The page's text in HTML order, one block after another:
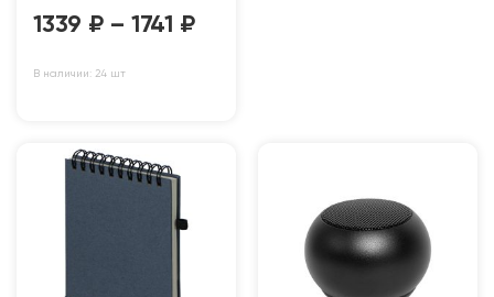
1339 ₽ – 1741 ₽
В наличии: 24 шт